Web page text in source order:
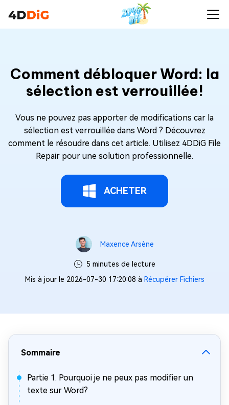
Comment débloquer Word: la
sélection est verrouillée!
Vous ne pouvez pas apporter de modifications car la
sélection est verrouillée dans Word ? Découvrez
comment le résoudre dans cet article. Utilisez 4DDiG File
Repair pour une solution professionnelle.
ACHETER
Maxence Arsène
5 minutes de lecture
Mis à jour le 2026-07-30 17:20:08 à Récupérer Fichiers
Sommaire
Partie 1. Pourquoi je ne peux pas modifier un
texte sur Word?